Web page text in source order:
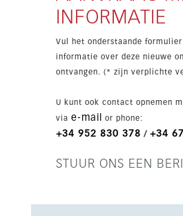
voor gemak en eenvoudig
Gelegen op slechts 700 meter
onderhouden gemeenschap.
inbouwkasten, een en suite
keuken-lounge die licht en
INFORMATIE
Vul het onderstaande
informatie over deze nieuwe
ontvangen. (* zijn verplichte
U kunt ook contact opnemen
via e-mail or phone:
+34 952 830 378 / +34
STUUR ONS EEN